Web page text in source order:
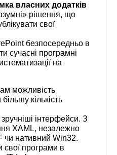
власних додатків
рішення, що
свої
безпосередньо в
сучасні програмні
на
можливість
кількість
інтерфейси. З
XAML, незалежно
чи нативний Win32.
свої програми в